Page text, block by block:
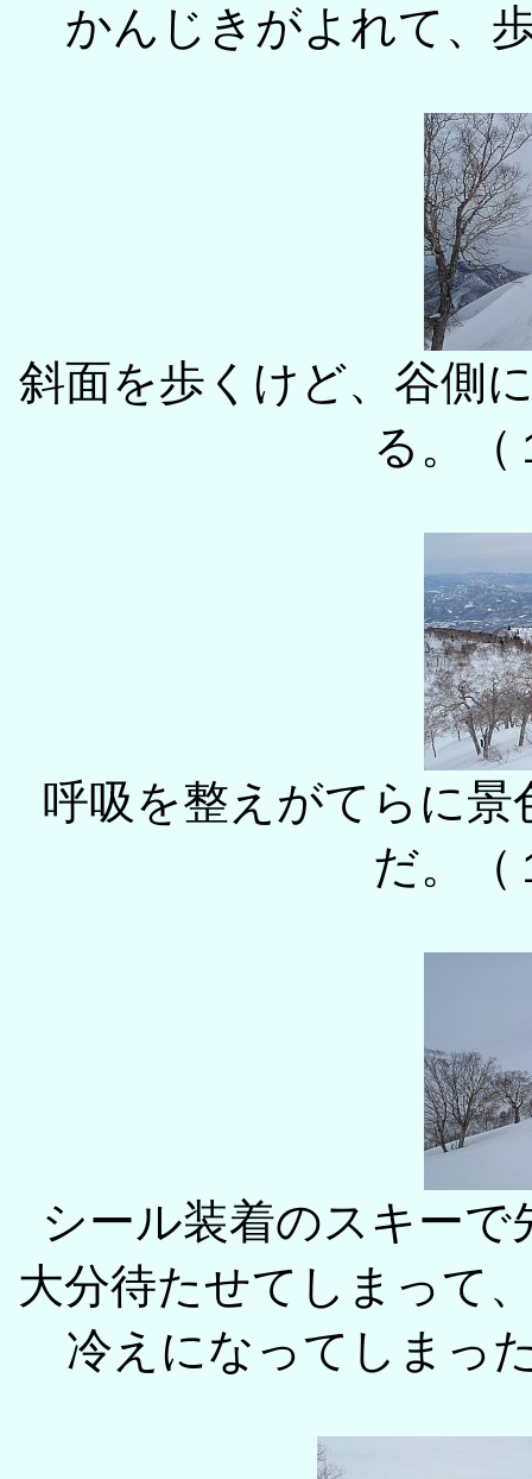
かんじきがよれて、
斜面を歩くけど、谷側
る。（
呼吸を整えがてらに
だ。（
シール装着のスキー
大分待たせてしまって
冷えになってしまっ